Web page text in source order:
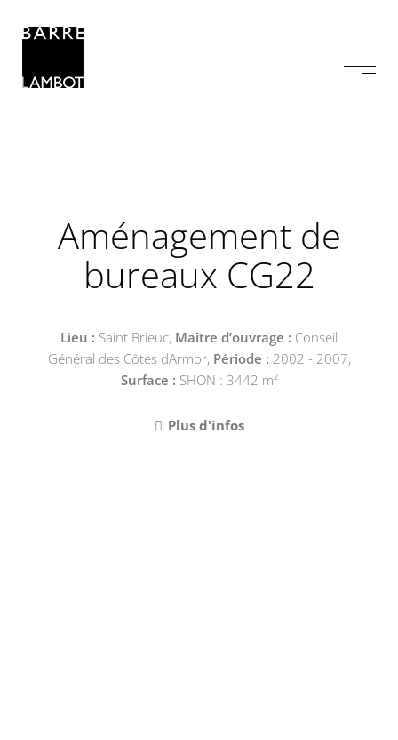
Aménagement de
bureaux CG22
Lieu : Saint Brieuc, Maître d’ouvrage : Conseil
Général des Côtes dArmor, Période : 2002 - 2007,
Surface : SHON : 3442 m²
Plus d'infos